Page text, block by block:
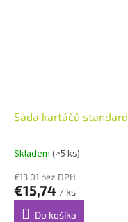
Sada kartáčů standard
Skladem (>5 ks)
€13,01 bez DPH
€15,74 / ks
Do košíka